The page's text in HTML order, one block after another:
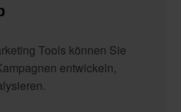
Tools können Sie
entwickeln,